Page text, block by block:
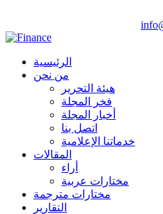
الرئيسية
من نحن
هيئة التحرير
فخر المجلة
أخبار المجلة
اتصل بنا
خدماتنا الإعلامية
المقالات
أراء
مختارات عربية
مختارات مترجمة
التقارير